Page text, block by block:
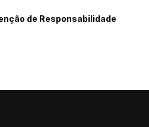
de Responsabilidade